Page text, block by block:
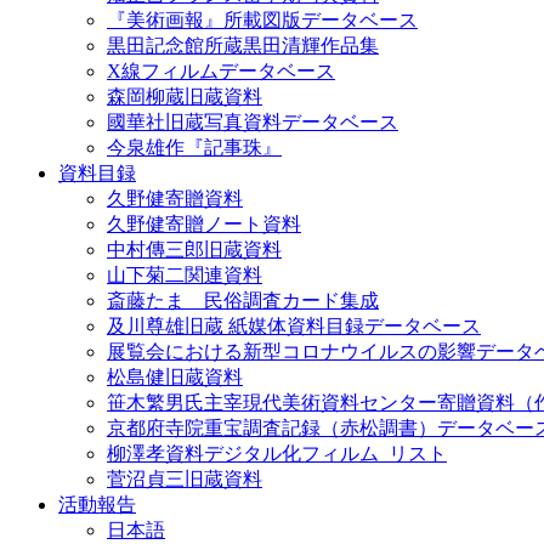
『美術画報』所載図版データベース
黒田記念館所蔵黒田清輝作品集
X線フィルムデータベース
森岡柳蔵旧蔵資料
國華社旧蔵写真資料データベース
今泉雄作『記事珠』
資料目録
久野健寄贈資料
久野健寄贈ノート資料
中村傳三郎旧蔵資料
山下菊二関連資料
斎藤たま 民俗調査カード集成
及川尊雄旧蔵 紙媒体資料目録データベース
展覧会における新型コロナウイルスの影響データ
松島健旧蔵資料
笹木繁男氏主宰現代美術資料センター寄贈資料（
京都府寺院重宝調査記録（赤松調書）データベー
柳澤孝資料デジタル化フィルム_リスト
菅沼貞三旧蔵資料
活動報告
日本語